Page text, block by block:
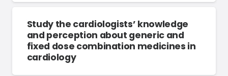
Study the cardiologists’ knowledge
and perception about generic and
fixed dose combination medicines in
cardiology